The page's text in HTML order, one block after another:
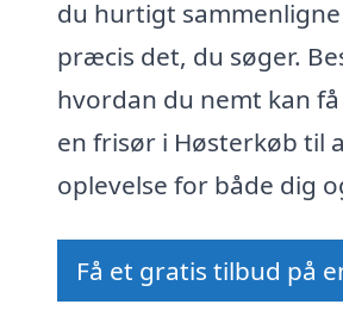
du hurtigt
præcis det, du søger.
hvordan du nemt kan
en frisør i Høsterkøb til
oplevelse for både dig
Få et gratis tilbud på